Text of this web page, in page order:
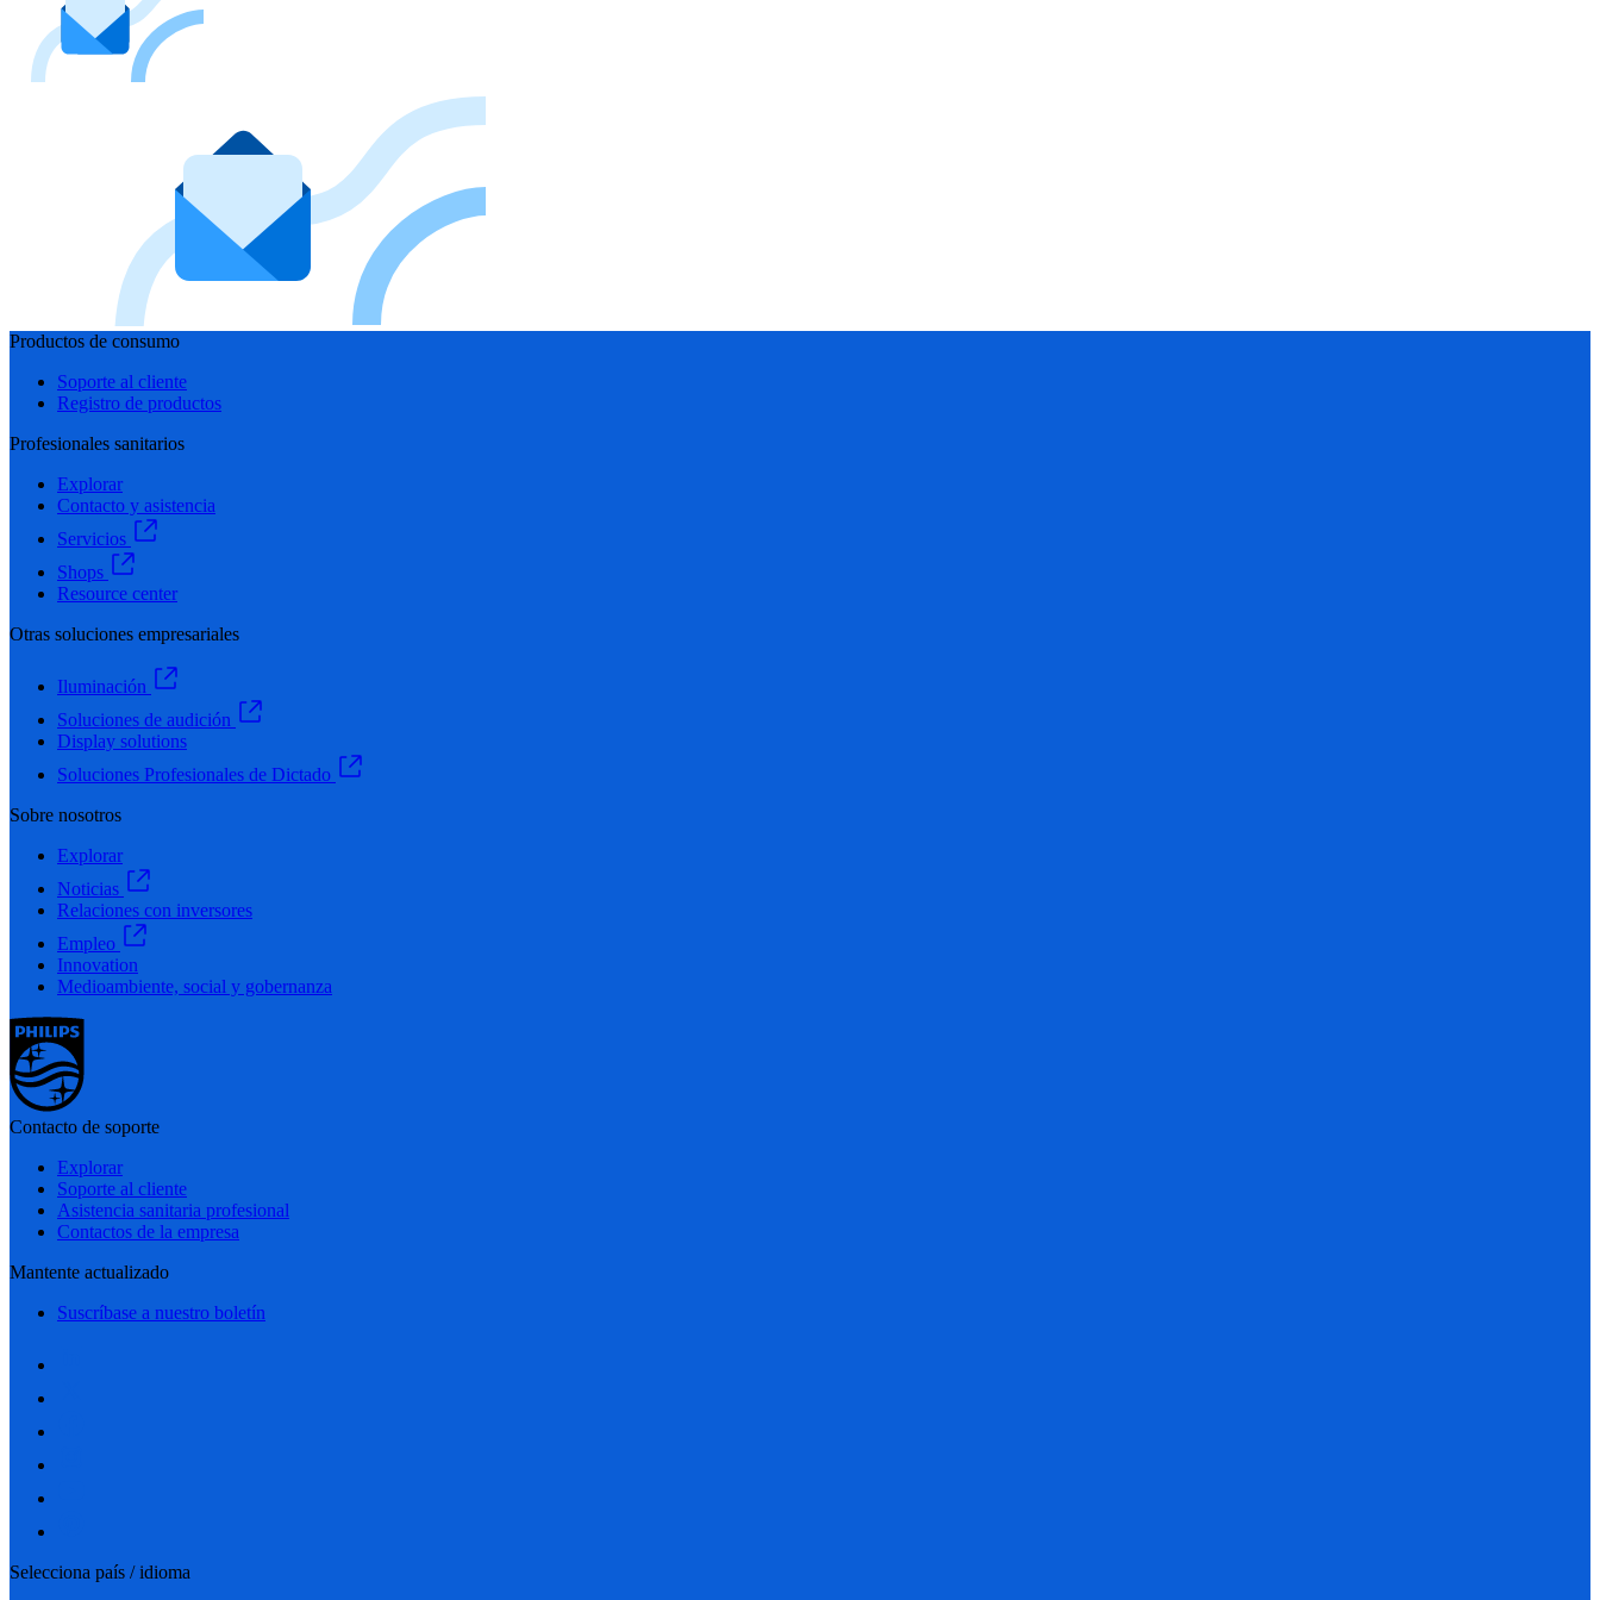
Productos de consumo
Soporte al cliente
Registro de productos
Profesionales sanitarios
Explorar
Contacto y asistencia
Servicios
Shops
Resource center
Otras soluciones empresariales
Iluminación
Soluciones de audición
Display solutions
Soluciones Profesionales de Dictado
Sobre nosotros
Explorar
Noticias
Relaciones con inversores
Empleo
Innovation
Medioambiente, social y gobernanza
Contacto de soporte
Explorar
Soporte al cliente
Asistencia sanitaria profesional
Contactos de la empresa
Mantente actualizado
Suscríbase a nuestro boletín
Selecciona país / idioma